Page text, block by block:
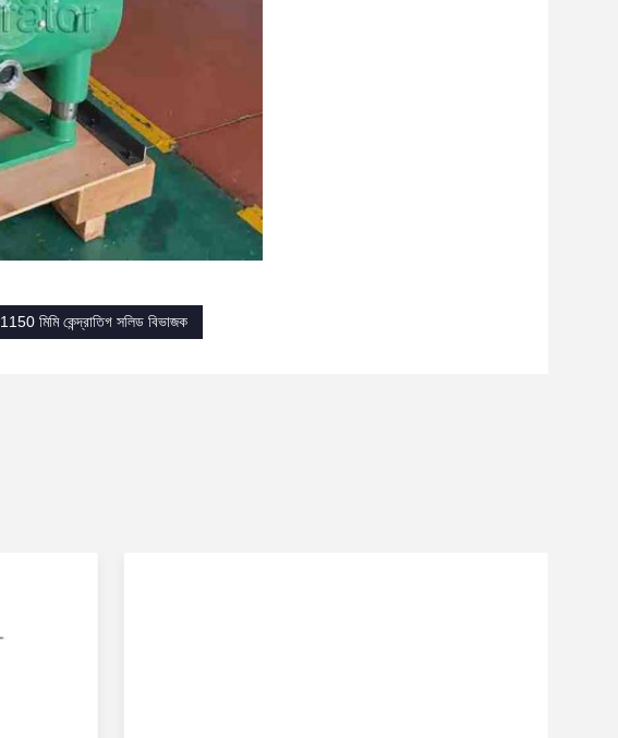
1150 মিমি কেন্দ্রাতিগ সলিড বিভাজক